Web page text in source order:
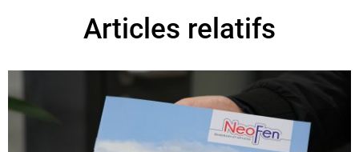
Articles relatifs